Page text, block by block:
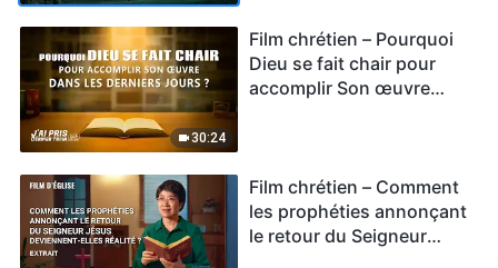
30:24
Film chrétien – Pourquoi
Dieu se fait chair pour
accomplir Son œuvre
Film chrétien – Comment
les prophéties annonçant
le retour du Seigneur